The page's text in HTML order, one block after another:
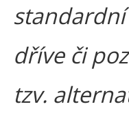
dříve či
tzv.